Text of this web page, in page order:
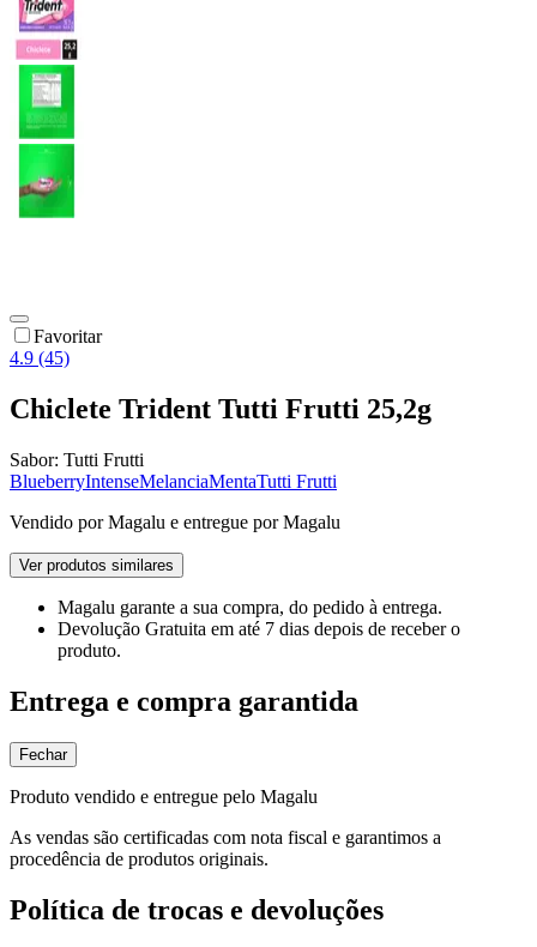
Favoritar
4.9 (45)
Chiclete Trident Tutti Frutti 25,2g
Sabor: Tutti Frutti
BlueberryIntenseMelanciaMentaTutti Frutti
Vendido porMagalu e entregue por Magalu
Ver produtos similares
Magalu garante a sua compra, do pedido à entrega.
Devolução Gratuita em até 7 dias depois de receber o
produto.
Entrega e compra garantida
Fechar
Produto vendido e entregue pelo Magalu
As vendas são certificadas com nota fiscal e garantimos a
procedência de produtos originais.
Política de trocas e devoluções